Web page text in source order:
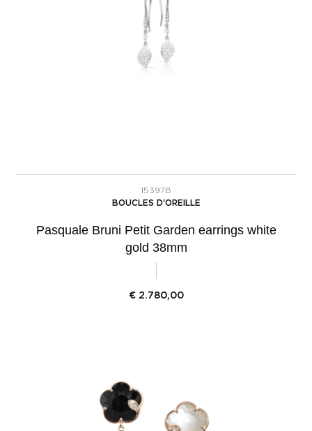
15397B
BOUCLES D'OREILLE
Pasquale Bruni Petit Garden earrings white
gold 38mm
€ 2.780,00